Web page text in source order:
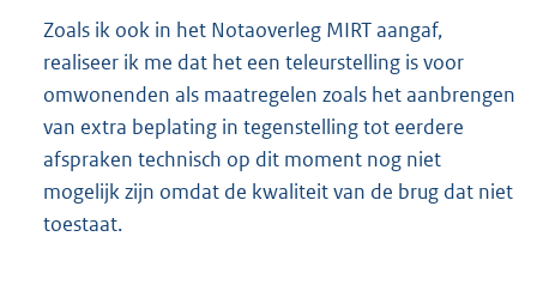
Zoals ik ook in het Notaoverleg MIRT aangaf,
realiseer ik me dat het een teleurstelling is voor
omwonenden als maatregelen zoals het aanbrengen
van extra beplating in tegenstelling tot eerdere
afspraken technisch op dit moment nog niet
mogelijk zijn omdat de kwaliteit van de brug dat niet
toestaat.